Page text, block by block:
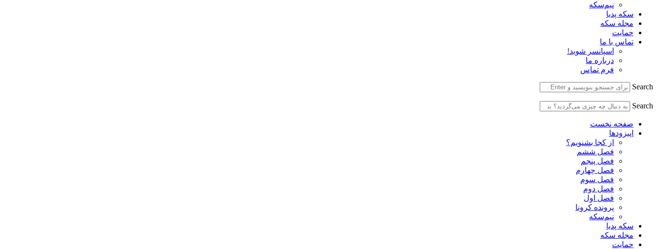
نیم‌سکه
سکه پدیا
مجله سکه
حمایت
تماس با ما
اسپانسر شوید!
درباره ما
فرم تماس
Search
Search
صفحه نخست
اپیزودها
از کجا بشنویم؟
فصل ششم
فصل پنجم
فصل چهارم
فصل سوم
فصل دوم
فصل اول
پرونده کرونا
نیم‌سکه
سکه پدیا
مجله سکه
حمایت